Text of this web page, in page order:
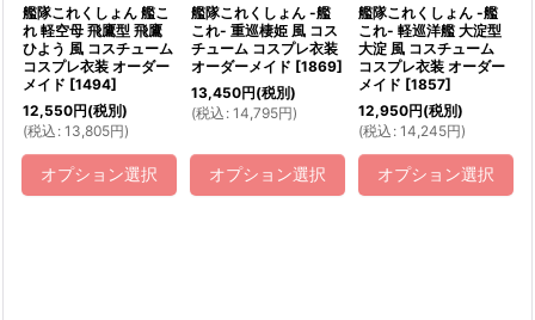
艦隊これくしょん 艦こ
れ 軽空母 飛鷹型 飛鷹
ひよう 風 コスチューム
コスプレ衣装 オーダー
メイド [1494]
12,550円(税別)
(税込 : 13,805円)
オプション選択
艦隊これくしょん -艦
これ- 重巡棲姫 風 コス
チューム コスプレ衣装
オーダーメイド [1869]
13,450円(税別)
(税込 : 14,795円)
オプション選択
艦隊これくしょん -艦
これ- 軽巡洋艦 大淀型
大淀 風 コスチューム
コスプレ衣装 オーダー
メイド [1857]
12,950円(税別)
(税込 : 14,245円)
オプション選択